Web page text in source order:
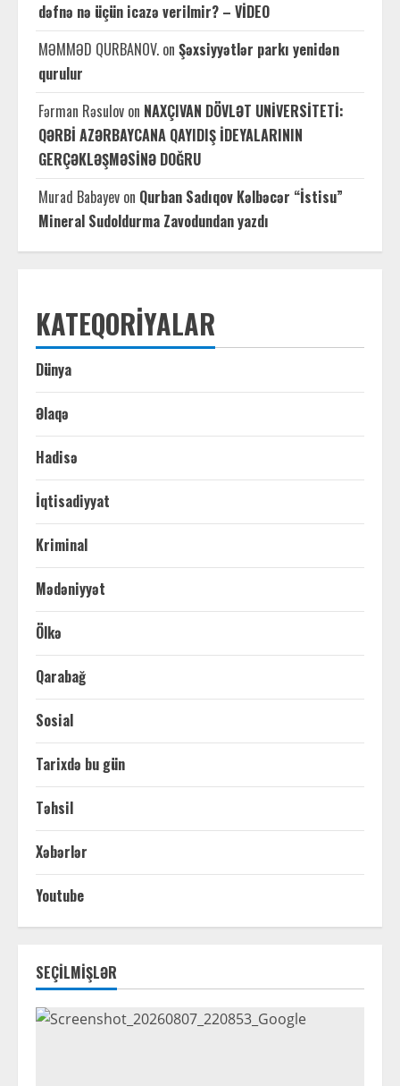
dəfnə nə üçün icazə verilmir? – VİDEO
MƏMMƏD QURBANOV. on Şəxsiyyətlər parkı yenidən
qurulur
Fərman Rəsulov on NAXÇIVAN DÖVLƏT UNİVERSİTETİ:
QƏRBİ AZƏRBAYCANA QAYIDIŞ İDEYALARININ
GERÇƏKLƏŞMƏSİNƏ DOĞRU
Murad Babayev on Qurban Sadıqov Kəlbəcər “İstisu”
Mineral Sudoldurma Zavodundan yazdı
KATEQORIYALAR
Dünya
Əlaqə
Hadisə
İqtisadiyyat
Kriminal
Mədəniyyət
Ölkə
Qarabağ
Sosial
Tarixdə bu gün
Təhsil
Xəbərlər
Youtube
SEÇİLMİŞLƏR